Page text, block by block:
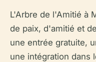
L'Arbre de l'Amitié à
de paix, d'amitié et
une entrée gratuite,
une intégration dans